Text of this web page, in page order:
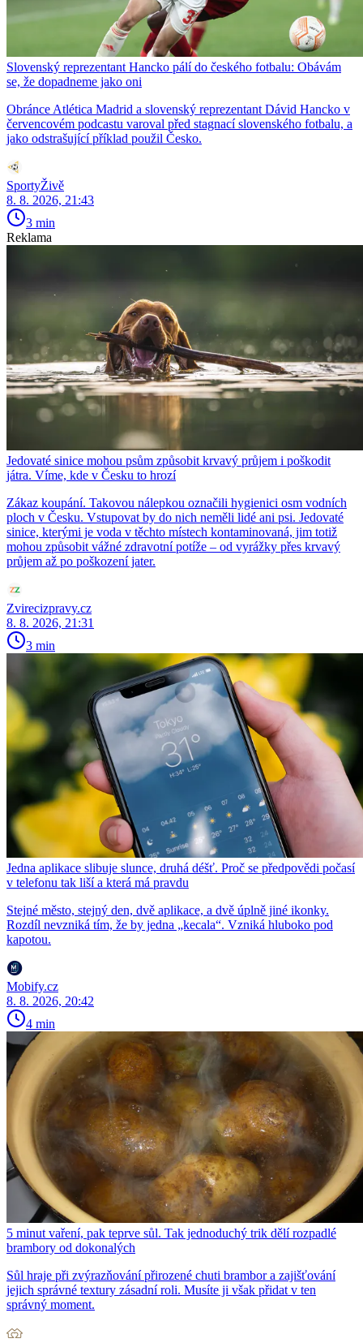
Slovenský reprezentant Hancko pálí do českého fotbalu: Obávám
se, že dopadneme jako oni
Obránce Atlética Madrid a slovenský reprezentant Dávid Hancko v
červencovém podcastu varoval před stagnací slovenského fotbalu, a
jako odstrašující příklad použil Česko.
SportyŽivě
8. 8. 2026, 21:43
3 min
Reklama
Jedovaté sinice mohou psům způsobit krvavý průjem i poškodit
játra. Víme, kde v Česku to hrozí
Zákaz koupání. Takovou nálepkou označili hygienici osm vodních
ploch v Česku. Vstupovat by do nich neměli lidé ani psi. Jedovaté
sinice, kterými je voda v těchto místech kontaminovaná, jim totiž
mohou způsobit vážné zdravotní potíže – od vyrážky přes krvavý
průjem až po poškození jater.
Zvirecizpravy.cz
8. 8. 2026, 21:31
3 min
Jedna aplikace slibuje slunce, druhá déšť. Proč se předpovědi počasí
v telefonu tak liší a která má pravdu
Stejné město, stejný den, dvě aplikace, a dvě úplně jiné ikonky.
Rozdíl nevzniká tím, že by jedna „kecala“. Vzniká hluboko pod
kapotou.
Mobify.cz
8. 8. 2026, 20:42
4 min
5 minut vaření, pak teprve sůl. Tak jednoduchý trik dělí rozpadlé
brambory od dokonalých
Sůl hraje při zvýrazňování přirozené chuti brambor a zajišťování
jejich správné textury zásadní roli. Musíte ji však přidat v ten
správný moment.